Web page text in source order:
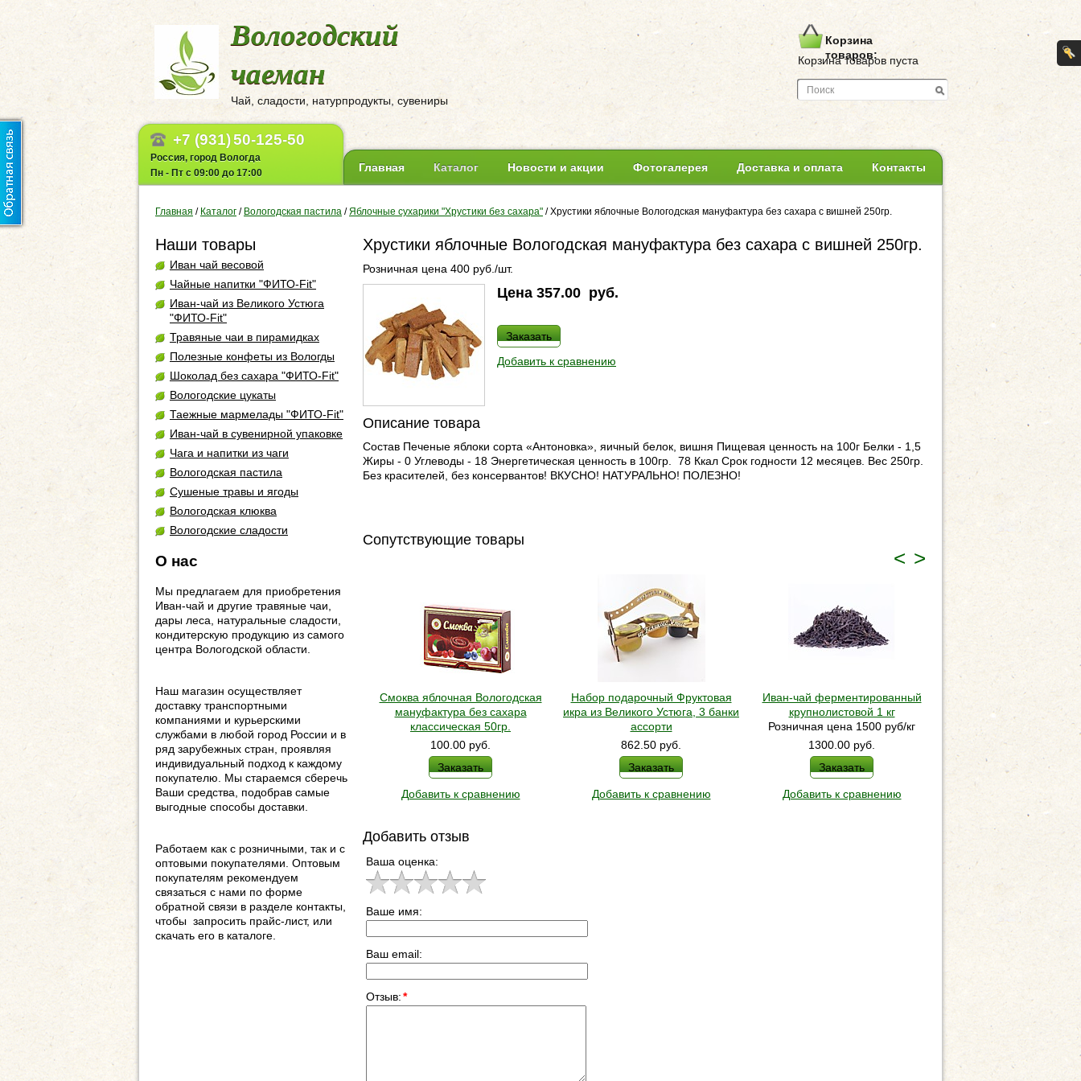
Вологодский
чаеман
Чай, сладости, натурпродукты, сувениры
Корзина
товаров:
Корзина товаров пуста
+7 (931)50-125-50
Россия, город Вологда
Пн - Пт с 09:00 до 17:00
Главная Каталог Новости и акции Фотогалерея Доставка и оплата Контакты
Главная / Каталог / Вологодская пастила / Яблочные сухарики "Хрустики без сахара" / Хрустики яблочные Вологодская мануфактура без сахара с вишней 250гр.
Наши товары
Иван чай весовой
Чайные напитки "ФИТО-Fit"
Иван-чай из Великого Устюга
"ФИТО-Fit"
Травяные чаи в пирамидках
Полезные конфеты из Вологды
Шоколад без сахара "ФИТО-Fit"
Вологодские цукаты
Таежные мармелады "ФИТО-Fit"
Иван-чай в сувенирной упаковке
Чага и напитки из чаги
Вологодская пастила
Сушеные травы и ягоды
Вологодская клюква
Вологодские сладости
О нас
Мы предлагаем для приобретения
Иван-чай и другие травяные чаи,
дары леса, натуральные сладости,
кондитерскую продукцию из самого
центра Вологодской области.
Наш магазин осуществляет
доставку транспортными
компаниями и курьерскими
службами в любой город России и в
ряд зарубежных стран, проявляя
индивидуальный подход к каждому
покупателю. Мы стараемся сберечь
Ваши средства, подобрав самые
выгодные способы доставки.
Работаем как с розничными, так и с
оптовыми покупателями. Оптовым
покупателям рекомендуем
связаться с нами по форме
обратной связи в разделе контакты,
чтобы запросить прайс-лист, или
скачать его в каталоге.
Хрустики яблочные Вологодская мануфактура без сахара с вишней 250гр.
Розничная цена 400 руб./шт.
Цена 357.00 руб.
Заказать
Добавить к сравнению
Описание товара
Состав Печеные яблоки сорта «Антоновка», яичный белок, вишня Пищевая ценность на 100г Белки - 1,5
Жиры - 0 Углеводы - 18 Энергетическая ценность в 100гр. 78 Ккал Срок годности 12 месяцев. Вес 250гр.
Без красителей, без консервантов! ВКУСНО! НАТУРАЛЬНО! ПОЛЕЗНО!
Сопутствующие товары
< >
Смоква яблочная Вологодская
мануфактура без сахара
классическая 50гр.
100.00 руб.
Заказать
Добавить к сравнению
Набор подарочный Фруктовая
икра из Великого Устюга, 3 банки
ассорти
862.50 руб.
Заказать
Добавить к сравнению
Иван-чай ферментированный
крупнолистовой 1 кг
Розничная цена 1500 руб/кг
1300.00 руб.
Заказать
Добавить к сравнению
Варенье "Варино
Брусничное с
200.00
Заказать
Добавить к
Добавить отзыв
Ваша оценка:
Ваше имя:
Ваш email:
Отзыв:*